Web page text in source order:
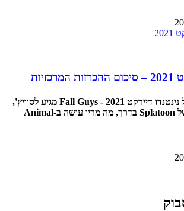
בין ההכרזות של נינטנדו דיירקט 2021 - Fall Guys מגיע לסוויץ',
משחק שלישי של Splatoon בדרך, מה מריו עושה ב-Animal